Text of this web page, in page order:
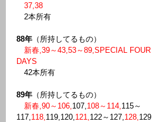
37,38
2本所有
88年 （所持してるもの）
新春,39～43,53～89,SPECIAL FOUR
DAYS
42本所有
89年 （所持してるもの）
新春,90～106, 107, 108～114, 115～
117, 118, 119,120, 121, 122～127, 128, 129